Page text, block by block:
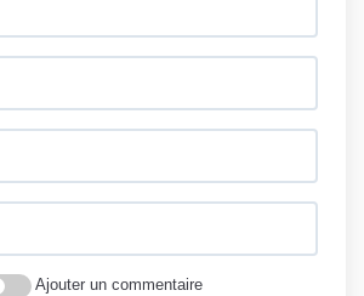
Ajouter un commentaire